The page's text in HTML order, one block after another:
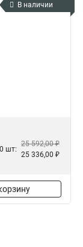
В наличии
шт:
25 592,00 ₽
25 336,00 ₽